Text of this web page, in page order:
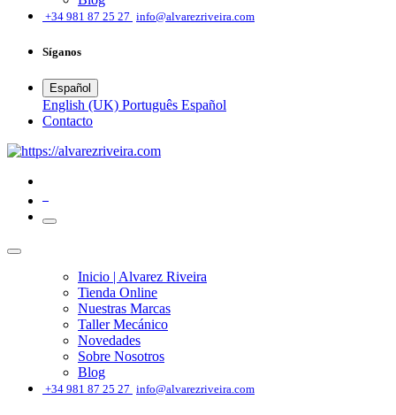
+34 981 87 25 27 info@alvarezriveira.com
Síganos
Español
English (UK) Português Español
​Contacto
Inicio | Alvarez Riveira
Tienda Online
Nuestras Marcas
Taller Mecánico
Novedades
Sobre Nosotros
Blog
+34 981 87 25 27 info@alvarezriveira.com